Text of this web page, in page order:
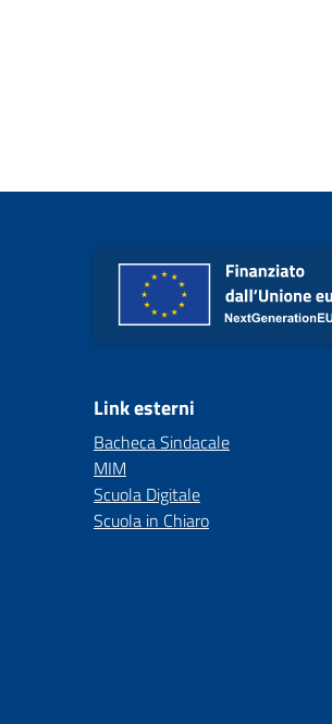
Link esterni
Bacheca Sindacale
MIM
Scuola Digitale
Scuola in Chiaro